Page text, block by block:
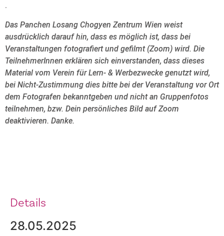
.
Das Panchen Losang Chogyen Zentrum Wien weist
ausdrücklich darauf hin, dass es möglich ist, dass bei
Veranstaltungen fotografiert und gefilmt (Zoom) wird. Die
TeilnehmerInnen erklären sich einverstanden, dass dieses
Material vom Verein für Lern- & Werbezwecke genutzt wird,
bei Nicht-Zustimmung dies bitte bei der Veranstaltung vor Ort
dem Fotografen bekanntgeben und nicht an Gruppenfotos
teilnehmen, bzw. Dein persönliches Bild auf Zoom
deaktivieren. Danke.
Details
28.05.2025